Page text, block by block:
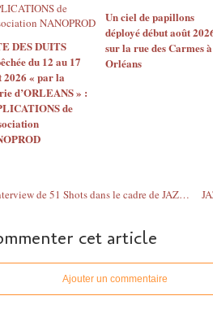
DES DUITS
du 12 au 17
2026 « par la
d’ORLEANS » :
de
Un ciel de papillons
déployé début août
sur la rue des Carmes à
Orléans
Interview de 51 Shots dans le cadre de JAZZ AU...
cet article
Ajouter un commentaire